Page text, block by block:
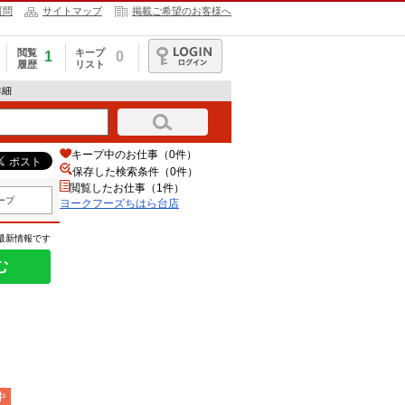
問 サイトマップ 掲載ご希望のお客様へ
閲覧
履歴
1
キープ
リスト
0
ログイン
細
プ
新情報です
キープ中のお仕事（0件）
保存した検索条件（0件）
閲覧したお仕事（1件）
ヨークフーズちはら台店